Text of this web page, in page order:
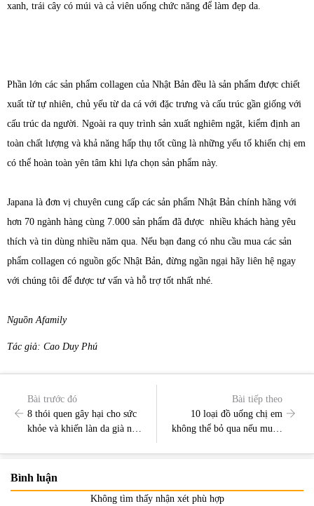
xanh, trái cây có múi và cả viên uống chức năng để làm đẹp da.
Phần lớn các sản phẩm collagen của Nhật Bản đều là sản phẩm được chiết
xuất từ tự nhiên, chủ yếu từ da cá với đặc trưng và cấu trúc gần giống với
cấu trúc da người. Ngoài ra quy trình sản xuất nghiêm ngặt, kiểm định an
toàn chất lượng và khả năng hấp thụ tốt cũng là những yếu tố khiến chị em
có thể hoàn toàn yên tâm khi lựa chọn sản phẩm này.
Japana là đơn vị chuyên cung cấp các sản phẩm Nhật Bản chính hãng với
hơn 70 ngành hàng cùng 7.000 sản phẩm đã được nhiều khách hàng yêu
thích và tin dùng nhiều năm qua. Nếu bạn đang có nhu cầu mua các sản
phẩm collagen có nguồn gốc Nhật Bản, đừng ngần ngại hãy liên hệ ngay
với chúng tôi để được tư vấn và hỗ trợ tốt nhất nhé.
Nguồn Afamily
Tác giả: Cao Duy Phú
Bài trước đó
8 thói quen gây hại cho sức
khỏe và khiến làn da già nua
Bài tiếp theo
10 loại đồ uống chị em
không thể bỏ qua nếu muốn
Bình luận
Không tìm thấy nhận xét phù hợp